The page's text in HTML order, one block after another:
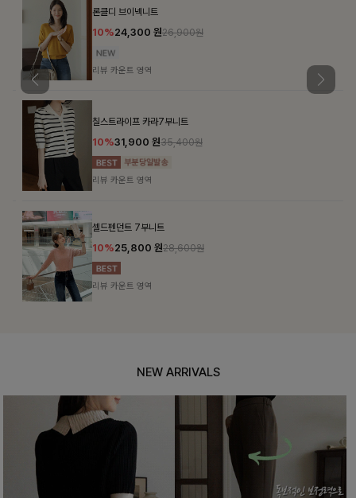
론클디 브이넥니트
10%24,300원 26,900원
리뷰 카운트 영역
칠스트라이프 카라7부니트
10%31,900원 35,400원
리뷰 카운트 영역
셀드펜던트 7부니트
10%25,800원 28,600원
리뷰 카운트 영역
NEW ARRIVALS